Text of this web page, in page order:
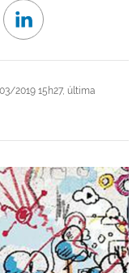
2019 15h27, última